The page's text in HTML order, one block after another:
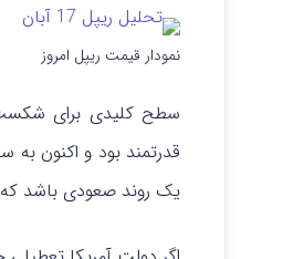
نمودار قیمت ریپل امروز
سطح کلیدی برای
قدرتمند بود و اکنون
یک روند صعودی باشد که هدف آن